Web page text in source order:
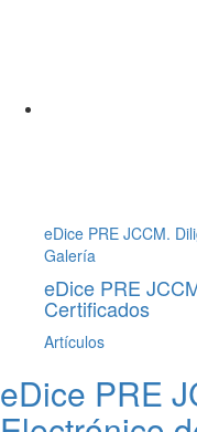
eDice PRE JCCM.
Galería
eDice PRE
Certificados
Artículos
eDice PRE